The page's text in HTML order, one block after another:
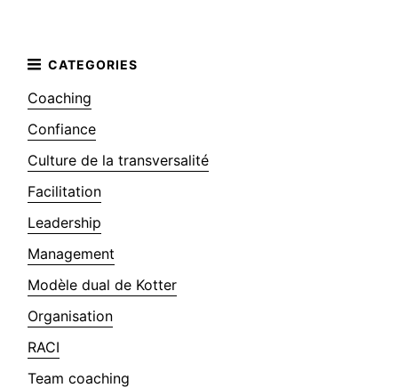
Coaching
Confiance
Culture de la transversalité
Facilitation
Leadership
Management
Modèle dual de Kotter
Organisation
RACI
Team coaching